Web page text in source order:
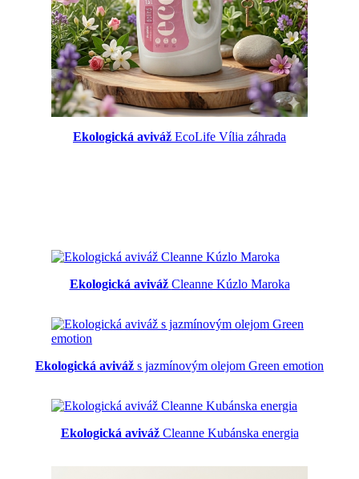
Ekologická aviváž EcoLife Vília záhrada
Ekologická aviváž Cleanne Kúzlo Maroka
Ekologická aviváž s jazmínovým olejom Green emotion
Ekologická avivážCleanne Kubánska energia